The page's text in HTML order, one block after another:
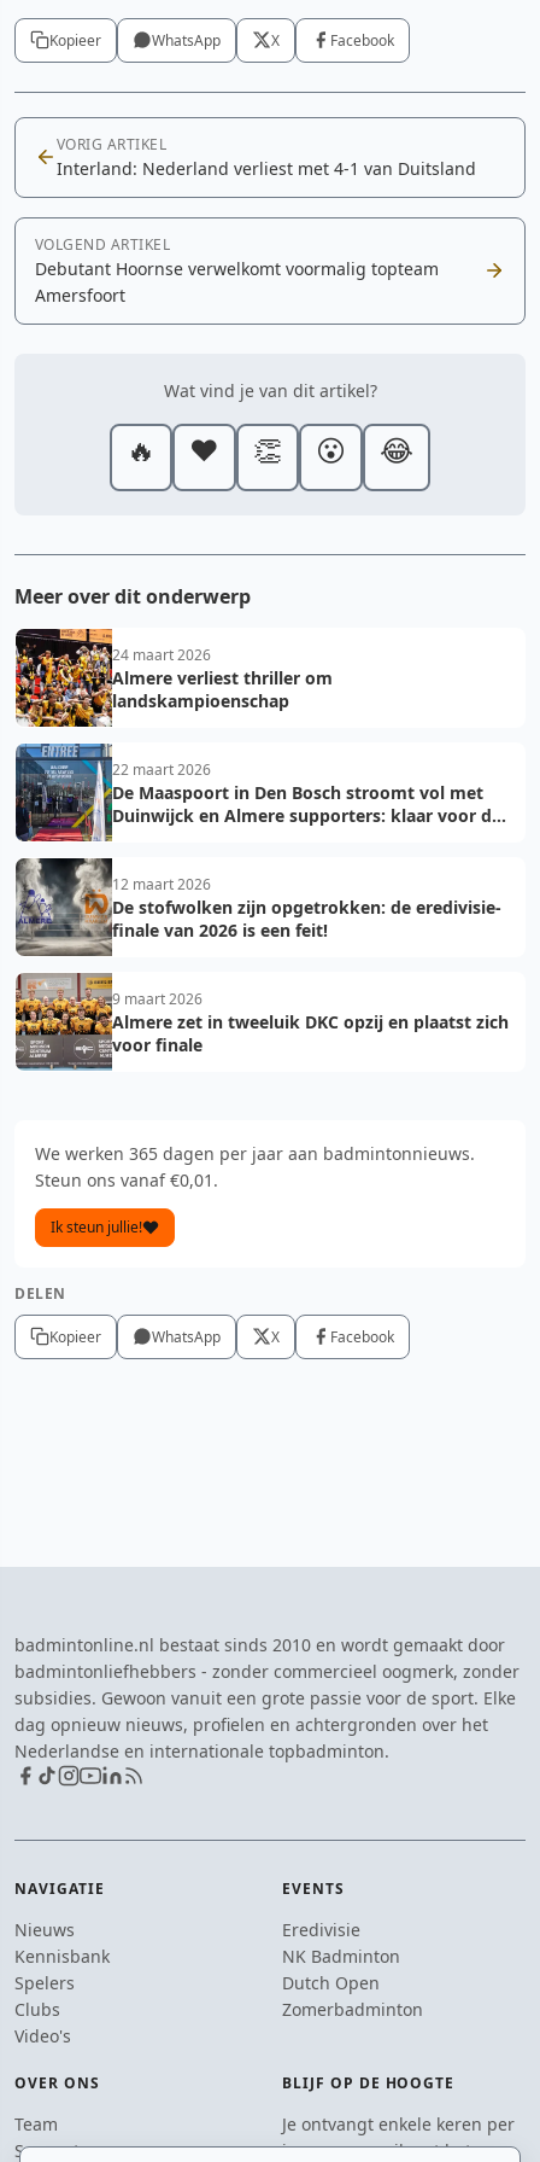
Kopieer WhatsApp X Facebook
VORIG ARTIKEL
Interland: Nederland verliest met 4-1 van Duitsland
VOLGEND ARTIKEL
Debutant Hoornse verwelkomt voormalig topteam
Amersfoort
Wat vind je van dit artikel?
🔥 ❤️ 👏 😮 😂
Meer over dit onderwerp
24 maart 2026
Almere verliest thriller om
landskampioenschap
22 maart 2026
De Maaspoort in Den Bosch stroomt vol met
Duinwijck en Almere supporters: klaar voor de
12 maart 2026
De stofwolken zijn opgetrokken: de eredivisie-
finale van 2026 is een feit!
9 maart 2026
Almere zet in tweeluik DKC opzij en plaatst zich
voor finale
We werken 365 dagen per jaar aan badmintonnieuws.
Steun ons vanaf €0,01.
Ik steun jullie!
DELEN
Kopieer WhatsApp X Facebook
badmintonline.nl bestaat sinds 2010 en wordt gemaakt door
badmintonliefhebbers - zonder commercieel oogmerk, zonder
subsidies. Gewoon vanuit een grote passie voor de sport. Elke
dag opnieuw nieuws, profielen en achtergronden over het
Nederlandse en internationale topbadminton.
NAVIGATIE
Nieuws
Kennisbank
Spelers
Clubs
Video's
EVENTS
Eredivisie
NK Badminton
Dutch Open
Zomerbadminton
OVER ONS
Team
Supporters
BLIJF OP DE HOOGTE
Je ontvangt enkele keren per
jaar een e-mail met het